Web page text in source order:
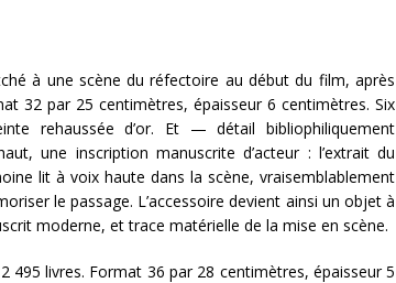
à une scène du réfectoire au début du film, après
32 par 25 centimètres, épaisseur 6 centimètres. Six
rehaussée d’or. Et — détail bibliophiliquement
une inscription manuscrite d’acteur : l’extrait du
lit à voix haute dans la scène, vraisemblablement
le passage. L’accessoire devient ainsi un objet à
moderne, et trace matérielle de la mise en scène.
livres. Format 36 par 28 centimètres, épaisseur 5